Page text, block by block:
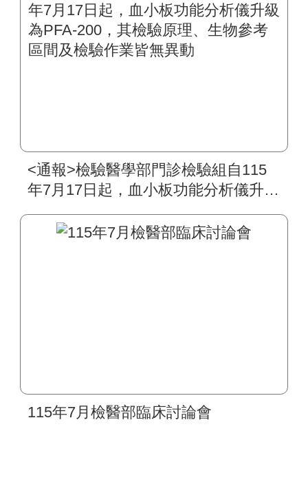
<通報>檢驗醫學部門診檢驗組自115
年7月17日起，血小板功能分析儀升級
區間及檢驗作業皆無異動
115年7月檢醫部臨床討論會